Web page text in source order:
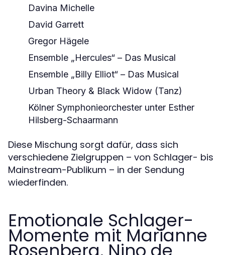
Davina Michelle
David Garrett
Gregor Hägele
Ensemble „Hercules“ – Das Musical
Ensemble „Billy Elliot“ – Das Musical
Urban Theory & Black Widow (Tanz)
Kölner Symphonieorchester unter Esther
Hilsberg-Schaarmann
Diese Mischung sorgt dafür, dass sich
verschiedene Zielgruppen – von Schlager- bis
Mainstream-Publikum – in der Sendung
wiederfinden.
Emotionale Schlager-
Momente mit Marianne